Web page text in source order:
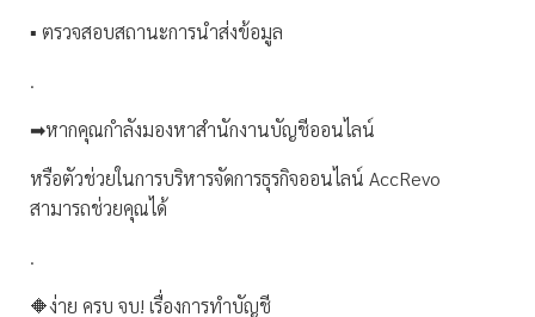
▪️ ตรวจสอบสถานะการนำส่งข้อมูล
.
➡หากคุณกำลังมองหาสำนักงานบัญชีออนไลน์
หรือตัวช่วยในการบริหารจัดการธุรกิจออนไลน์ AccRevo
สามารถช่วยคุณได้
.
🔶ง่าย ครบ จบ! เรื่องการทำบัญชี